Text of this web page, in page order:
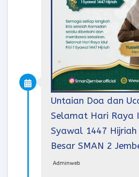
Untaian Doa dan
Selamat Hari Raya
Syawal 1447
Besar SMAN 2
Adminweb